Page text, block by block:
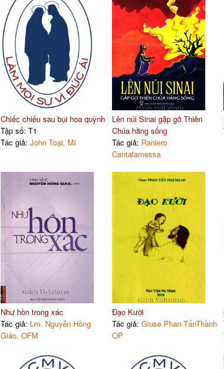
Chiếc chiếu sau bụi hoa quỳnh
Tập số: T1
Tác giả: John Toại, MI
Lên núi Sinai gặp gỡ Thiên
Chúa hằng sống
Tác giả: Raniero
Cantalamessa
Như hồn trong xác
Tác giả: Lm. Nguyễn Hồng
Giáo, OFM
Đạo Kười
Tác giả: Giuse Phan TấnThành
OP